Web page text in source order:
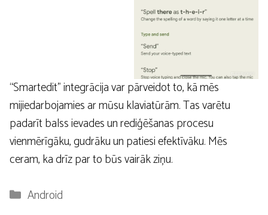
“Smartedit” integrācija var pārveidot to, kā mēs
mijiedarbojamies ar mūsu klaviatūrām. Tas varētu
padarīt balss ievades un rediģēšanas procesu
vienmērīgāku, gudrāku un patiesi efektīvāku. Mēs
ceram, ka drīz par to būs vairāk ziņu.
Kategorijas
Android